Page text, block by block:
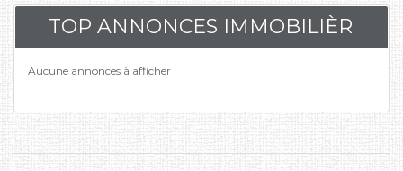
TOP ANNONCES IMMOBILIÈR
Aucune annonces à afficher